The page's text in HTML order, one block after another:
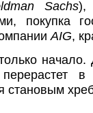
Sachs),
покупка
AIG,
становым